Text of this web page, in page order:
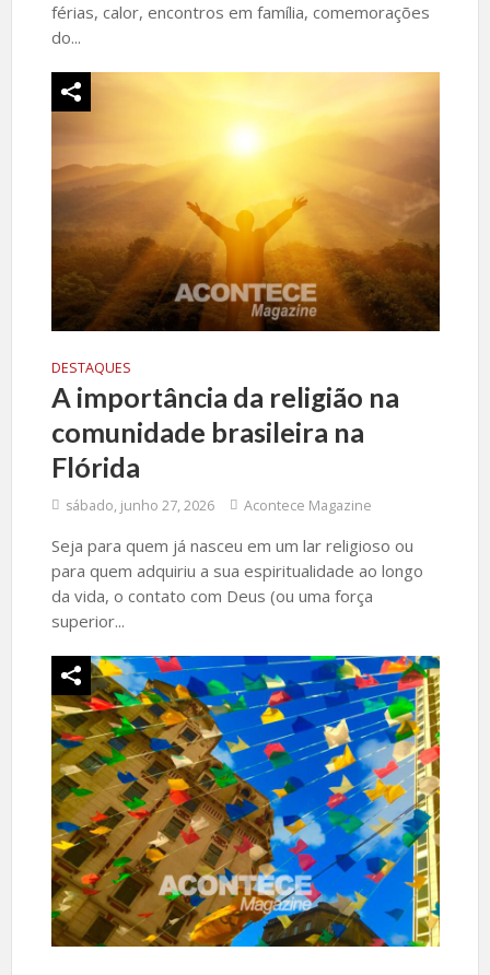
férias, calor, encontros em família, comemorações
do...
DESTAQUES
A importância da religião na
comunidade brasileira na
Flórida
sábado, junho 27, 2026 Acontece Magazine
Seja para quem já nasceu em um lar religioso ou
para quem adquiriu a sua espiritualidade ao longo
da vida, o contato com Deus (ou uma força
superior...